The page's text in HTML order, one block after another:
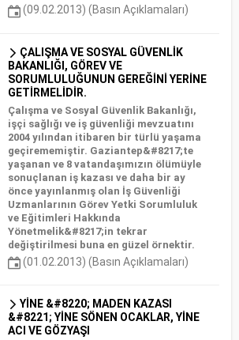
(09.02.2013) (Basın Açıklamaları)
ÇALIŞMA VE SOSYAL GÜVENLİK
BAKANLIĞI, GÖREV VE
SORUMLULUĞUNUN GEREĞİNİ YERİNE
GETİRMELİDİR.
Çalışma ve Sosyal Güvenlik Bakanlığı,
işçi sağlığı ve iş güvenliği mevzuatını
2004 yılından itibaren bir türlü yaşama
geçirememiştir. Gaziantep&#8217;te
yaşanan ve 8 vatandaşımızın ölümüyle
sonuçlanan iş kazası ve daha bir ay
önce yayınlanmış olan İş Güvenliği
Uzmanlarının Görev Yetki Sorumluluk
ve Eğitimleri Hakkında
Yönetmelik&#8217;in tekrar
değiştirilmesi buna en güzel örnektir.
(01.02.2013) (Basın Açıklamaları)
YİNE &#8220; MADEN KAZASI
&#8221; YİNE SÖNEN OCAKLAR, YİNE
ACI VE GÖZYAŞI